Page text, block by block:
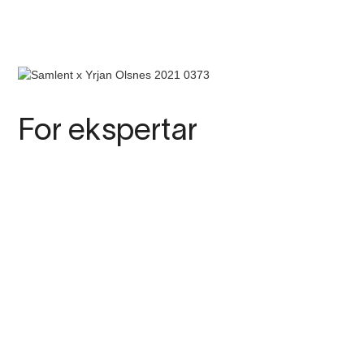
For ekspertar